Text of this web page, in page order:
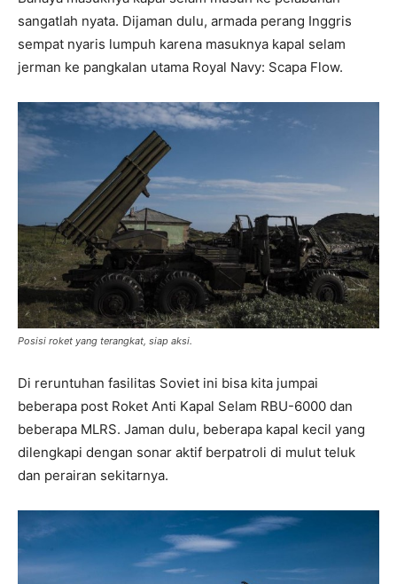
sangatlah nyata. Dijaman dulu, armada perang Inggris
sempat nyaris lumpuh karena masuknya kapal selam
jerman ke pangkalan utama Royal Navy: Scapa Flow.
Posisi roket yang terangkat, siap aksi.
Di reruntuhan fasilitas Soviet ini bisa kita jumpai
beberapa post Roket Anti Kapal Selam RBU-6000 dan
beberapa MLRS. Jaman dulu, beberapa kapal kecil yang
dilengkapi dengan sonar aktif berpatroli di mulut teluk
dan perairan sekitarnya.